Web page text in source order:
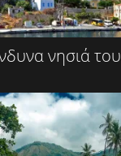
νησιά του